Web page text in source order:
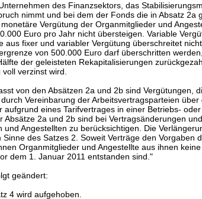
des Finanzsektors, das
nimmt und bei dem der Fonds die in Absatz 2a
Vergütung der Organmitglieder und
Euro pro Jahr nicht übersteigen. Variable
aus fixer und variabler Vergütung überschreitet
von 500.000 Euro darf überschritten
der geleisteten Rekapitalisierungen
verzinst wird.
von den Absätzen 2a und 2b sind Vergütungen,
Vereinbarung der Arbeitsvertragsparteien
aufgrund eines Tarifvertrages in einer Betriebs-
Absätze 2a und 2b sind bei Vertragsänderungen
und Angestellten zu berücksichtigen. Die
Sinne des Satzes 2. Soweit Verträge den Vorgaben
Organmitglieder und Angestellte aus ihnen
dem 1. Januar 2011 entstanden sind."
geändert:
4 wird aufgehoben.